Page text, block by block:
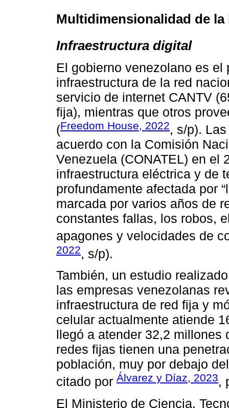
Multidimensionalidad de la
Infraestructura digital
El gobierno venezolano es
infraestructura de la red
servicio de internet CANTV
fija), mientras que otros
(Freedom House, 2022, s/p).
acuerdo con la Comisión
Venezuela (CONATEL) en el
infraestructura eléctrica y de
profundamente afectada por
marcada por varios años de
constantes fallas, los robos,
apagones y velocidades de
2022, s/p).
También, un estudio
las empresas venezolanas
infraestructura de red fija y
celular actualmente atiende
llegó a atender 32,2 millones
redes fijas tienen una
población, muy por debajo
citado por Álvarez y Díaz, 2023,
El Ministerio de Ciencia,